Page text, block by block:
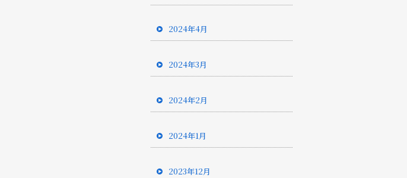
2024年4月
2024年3月
2024年2月
2024年1月
2023年12月